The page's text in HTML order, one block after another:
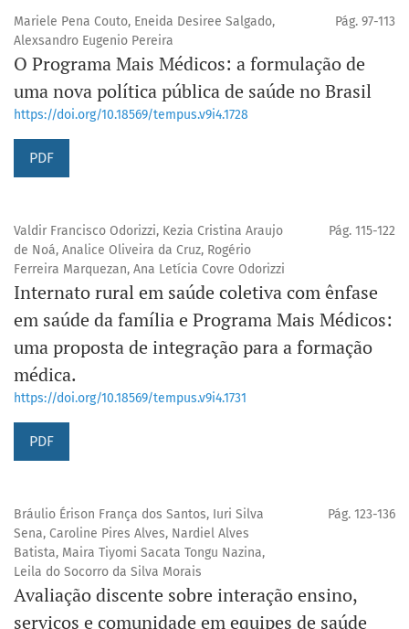
Mariele Pena Couto, Eneida Desiree Salgado,
Alexsandro Eugenio Pereira
Pág. 97-113
O Programa Mais Médicos: a formulação de
uma nova política pública de saúde no Brasil
https://doi.org/10.18569/tempus.v9i4.1728
PDF
Valdir Francisco Odorizzi, Kezia Cristina Araujo
de Noá, Analice Oliveira da Cruz, Rogério
Ferreira Marquezan, Ana Letícia Covre Odorizzi
Pág. 115-122
Internato rural em saúde coletiva com ênfase
em saúde da família e Programa Mais Médicos:
uma proposta de integração para a formação
médica.
https://doi.org/10.18569/tempus.v9i4.1731
PDF
Bráulio Érison França dos Santos, Iuri Silva
Sena, Caroline Pires Alves, Nardiel Alves
Batista, Maira Tiyomi Sacata Tongu Nazina,
Leila do Socorro da Silva Morais
Pág. 123-136
Avaliação discente sobre interação ensino,
serviços e comunidade em equipes de saúde